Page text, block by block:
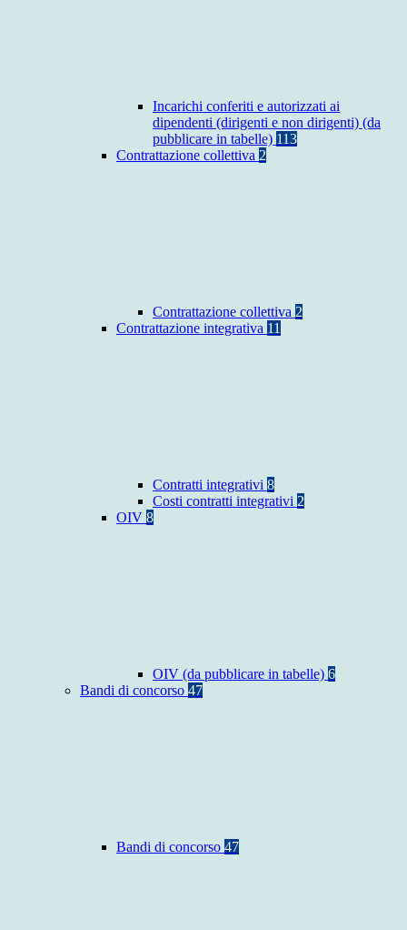
Incarichi conferiti e autorizzati ai
dipendenti (dirigenti e non dirigenti) (da
pubblicare in tabelle) 113
Contrattazione collettiva 2
Contrattazione collettiva 2
Contrattazione integrativa 11
Contratti integrativi 8
Costi contratti integrativi 2
OIV 8
OIV (da pubblicare in tabelle) 6
Bandi di concorso 47
Bandi di concorso 47